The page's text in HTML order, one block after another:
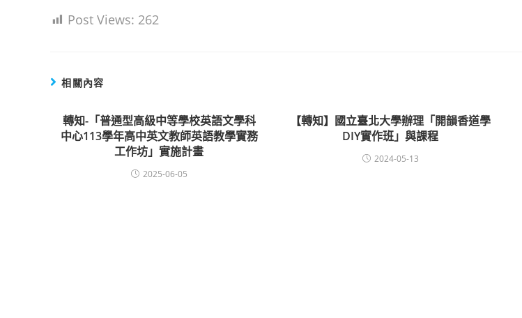
Post Views: 262
相關內容
轉知-「普通型高級中等學校英語文學科
中心113學年高中英文教師英語教學實務
工作坊」實施計畫
2025-06-05
【轉知】國立臺北大學辦理「開韻香道學
DIY實作班」與課程
2024-05-13